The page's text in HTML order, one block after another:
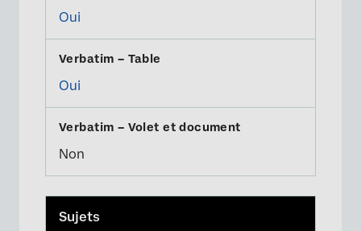
Oui
Oui
Non
Sujets